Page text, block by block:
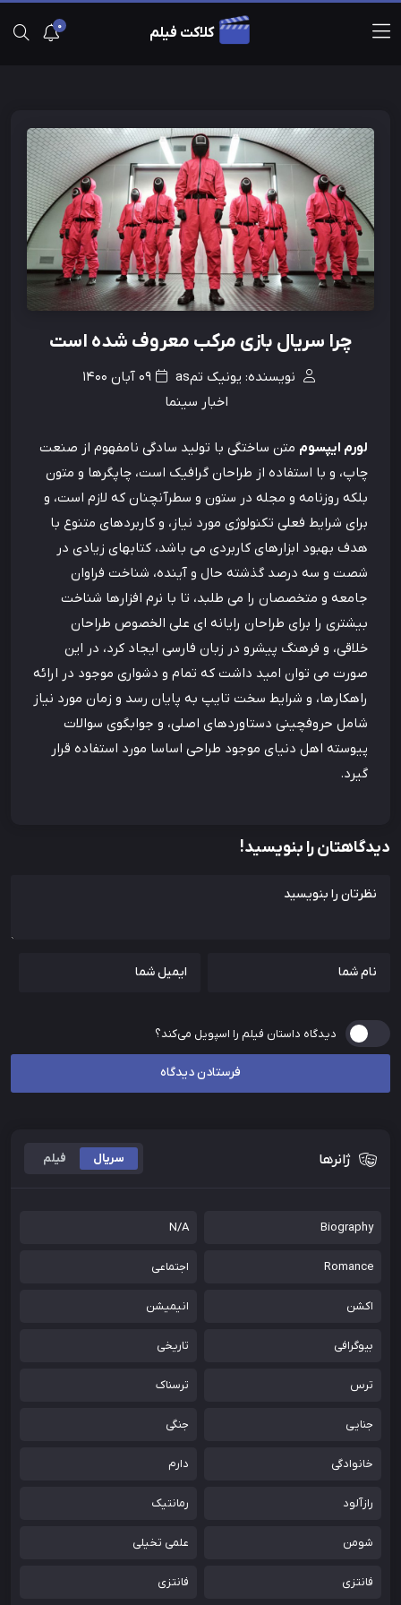
0 کلاکت فیلم
چرا سریال بازی مرکب معروف شده است
نویسنده: یونیک تمas
09 آبان 1400
اخبار سینما
لورم ایپسوم متن ساختگی با تولید سادگی نامفهوم از صنعت
چاپ، و با استفاده از طراحان گرافیک است، چاپگرها و متون
بلکه روزنامه و مجله در ستون و سطرآنچنان که لازم است، و
برای شرایط فعلی تکنولوژی مورد نیاز، و کاربردهای متنوع با
هدف بهبود ابزارهای کاربردی می باشد، کتابهای زیادی در
شصت و سه درصد گذشته حال و آینده، شناخت فراوان
جامعه و متخصصان را می طلبد، تا با نرم افزارها شناخت
بیشتری را برای طراحان رایانه ای علی الخصوص طراحان
خلاقی، و فرهنگ پیشرو در زبان فارسی ایجاد کرد، در این
صورت می توان امید داشت که تمام و دشواری موجود در ارائه
راهکارها، و شرایط سخت تایپ به پایان رسد و زمان مورد نیاز
شامل حروفچینی دستاوردهای اصلی، و جوابگوی سوالات
پیوسته اهل دنیای موجود طراحی اساسا مورد استفاده قرار
گیرد.
دیدگاهتان را بنویسید!
دیدگاه داستان فیلم را اسپویل می‌کند؟
ژانرها سریال فیلم
Biography
N/A
Romance اجتماعی
اکشن انیمیشن
بیوگرافی تاریخی
ترس ترسناک
جنایی جنگی
خانوادگی دارم
رازآلود رمانتیک
شومن علمی تخیلی
فانتزی فانتزی